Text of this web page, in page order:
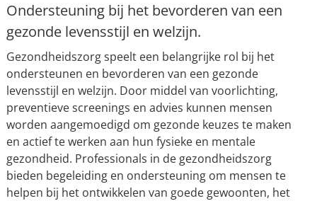
Ondersteuning bij het bevorderen van een
gezonde levensstijl en welzijn.
Gezondheidszorg speelt een belangrijke rol bij het
ondersteunen en bevorderen van een gezonde
levensstijl en welzijn. Door middel van voorlichting,
preventieve screenings en advies kunnen mensen
worden aangemoedigd om gezonde keuzes te maken
en actief te werken aan hun fysieke en mentale
gezondheid. Professionals in de gezondheidszorg
bieden begeleiding en ondersteuning om mensen te
helpen bij het ontwikkelen van goede gewoonten, het